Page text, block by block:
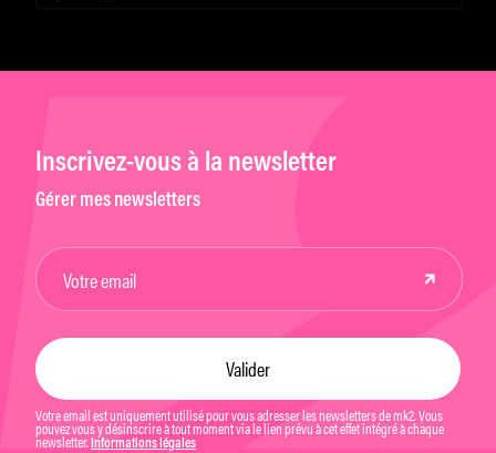
Inscrivez-vous à la newsletter
Gérer mes newsletters
Votre email est uniquement utilisé pour vous adresser les newsletters de mk2. Vous
pouvez vous y désinscrire à tout moment via le lien prévu à cet effet intégré à chaque
newsletter. Informations légales